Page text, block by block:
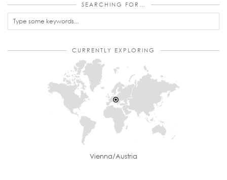
SEARCHING FOR…
CURRENTLY EXPLORING
Vienna/Austria